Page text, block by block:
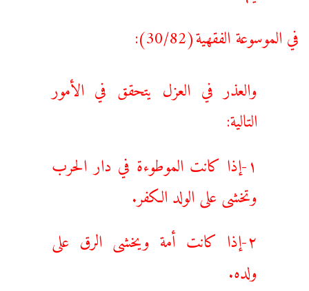
في الموسوعة الفقهية(30/82):
والعذر في العزل يتحقق في الأمور
التالية:
۱-إذا كانت الموطوءة في دار الحرب
وتخشى على الولد الكفر.
۲-إذا كانت أمة ويخشى الرق على
ولده.